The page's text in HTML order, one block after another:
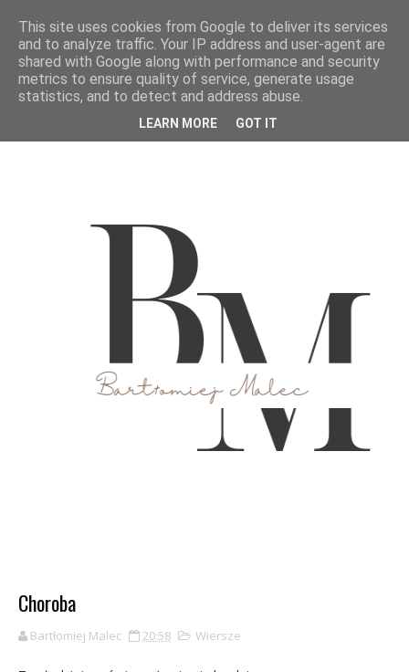
Choroba
Bartłomiej Malec 20:58 Wiersze
This site uses cookies from Google to deliver its services
and to analyze traffic. Your IP address and user-agent are
shared with Google along with performance and security
metrics to ensure quality of service, generate usage
statistics, and to detect and address abuse.
LEARN MORE GOT IT